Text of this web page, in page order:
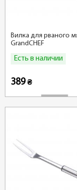
Вилка для рваного
GrandCHEF
Есть в наличии
389₴